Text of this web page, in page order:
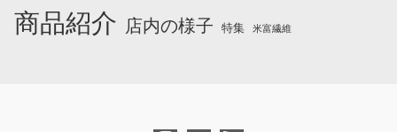
商品紹介 店内の様子 特集 米富繊維